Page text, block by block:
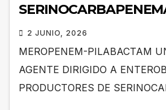
2 JUNIO, 2026
MEROPENEM-PILABACTAM
AGENTE DIRIGIDO A
PRODUCTORES DE